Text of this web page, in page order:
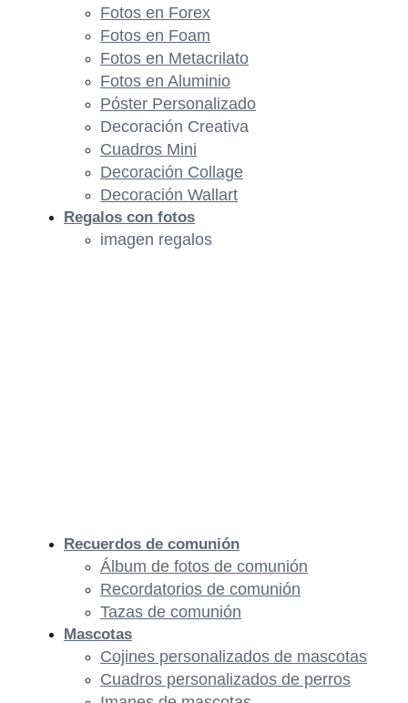
Fotos en Forex
Fotos en Foam
Fotos en Metacrilato
Fotos en Aluminio
Póster Personalizado
Decoración Creativa
Cuadros Mini
Decoración Collage
Decoración Wallart
Regalos con fotos
imagen regalos
Recuerdos de comunión
Álbum de fotos de comunión
Recordatorios de comunión
Tazas de comunión
Mascotas
Cojines personalizados de mascotas
Cuadros personalizados de perros